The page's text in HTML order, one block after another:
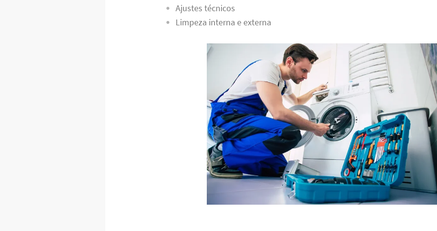
Ajustes técnicos
Limpeza interna e externa